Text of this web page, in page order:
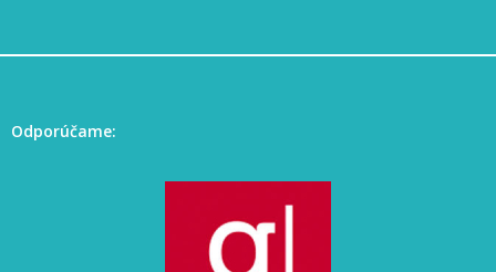
Odporúčame: